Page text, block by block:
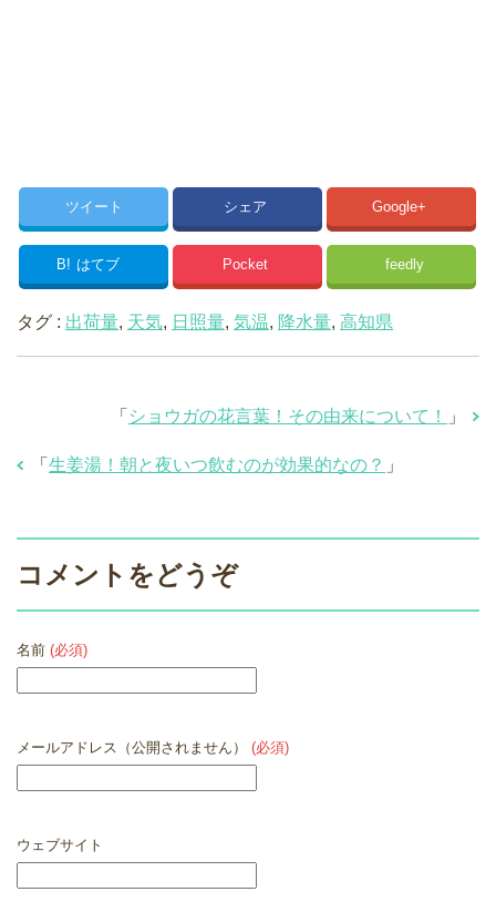
ツイート シェア Google+
B! はてブ Pocket feedly
タグ : 出荷量, 天気, 日照量, 気温, 降水量, 高知県
「 ショウガの花言葉！その由来について！ 」
「 生姜湯！朝と夜いつ飲むのが効果的なの？ 」
コメントをどうぞ
名前 (必須)
メールアドレス（公開されません） (必須)
ウェブサイト